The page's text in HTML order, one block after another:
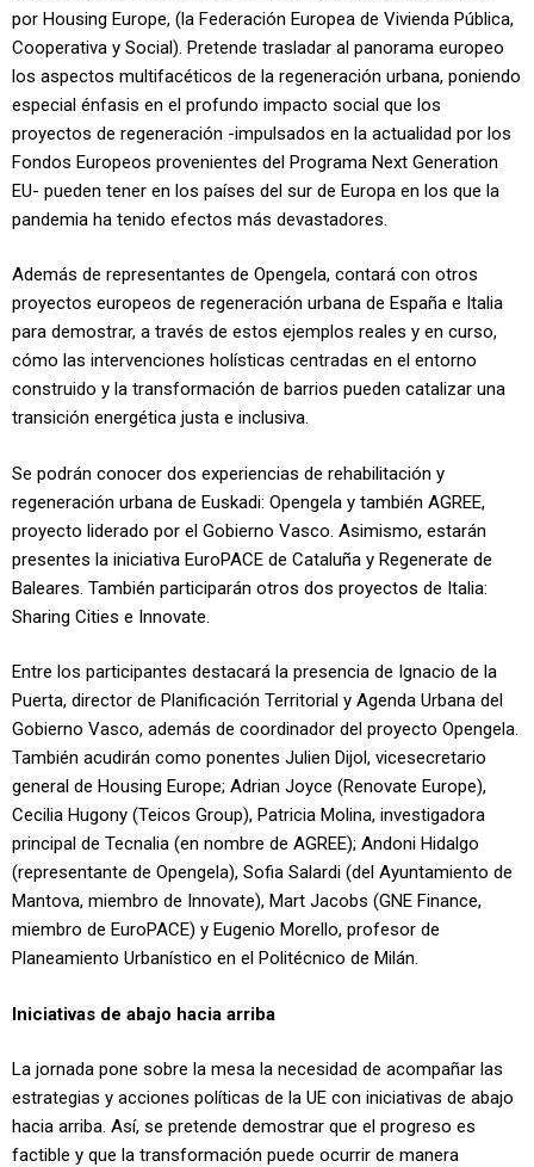
por Housing Europe, (la Federación Europea de Vivienda Pública,
Cooperativa y Social). Pretende trasladar al panorama europeo
los aspectos multifacéticos de la regeneración urbana, poniendo
especial énfasis en el profundo impacto social que los
proyectos de regeneración -impulsados en la actualidad por los
Fondos Europeos provenientes del Programa Next Generation
EU- pueden tener en los países del sur de Europa en los que la
pandemia ha tenido efectos más devastadores.
Además de representantes de Opengela, contará con otros
proyectos europeos de regeneración urbana de España e Italia
para demostrar, a través de estos ejemplos reales y en curso,
cómo las intervenciones holísticas centradas en el entorno
construido y la transformación de barrios pueden catalizar una
transición energética justa e inclusiva.
Se podrán conocer dos experiencias de rehabilitación y
regeneración urbana de Euskadi: Opengela y también AGREE,
proyecto liderado por el Gobierno Vasco. Asimismo, estarán
presentes la iniciativa EuroPACE de Cataluña y Regenerate de
Baleares. También participarán otros dos proyectos de Italia:
Sharing Cities e Innovate.
Entre los participantes destacará la presencia de Ignacio de la
Puerta, director de Planificación Territorial y Agenda Urbana del
Gobierno Vasco, además de coordinador del proyecto Opengela.
También acudirán como ponentes Julien Dijol, vicesecretario
general de Housing Europe; Adrian Joyce (Renovate Europe),
Cecilia Hugony (Teicos Group), Patricia Molina, investigadora
principal de Tecnalia (en nombre de AGREE); Andoni Hidalgo
(representante de Opengela), Sofia Salardi (del Ayuntamiento de
Mantova, miembro de Innovate), Mart Jacobs (GNE Finance,
miembro de EuroPACE) y Eugenio Morello, profesor de
Planeamiento Urbanístico en el Politécnico de Milán.
Iniciativas de abajo hacia arriba
La jornada pone sobre la mesa la necesidad de acompañar las
estrategias y acciones políticas de la UE con iniciativas de abajo
hacia arriba. Así, se pretende demostrar que el progreso es
factible y que la transformación puede ocurrir de manera